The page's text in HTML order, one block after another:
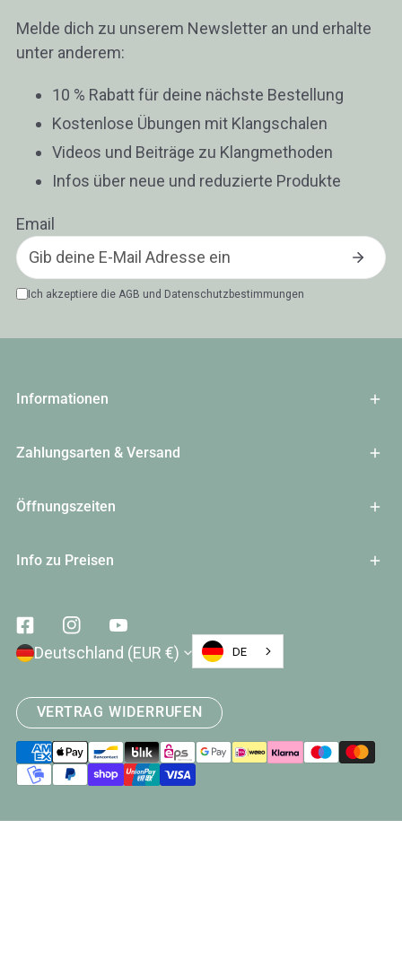
Melde dich zu unserem Newsletter an und erhalte
unter anderem:
10 % Rabatt für deine nächste Bestellung
Kostenlose Übungen mit Klangschalen
Videos und Beiträge zu Klangmethoden
Infos über neue und reduzierte Produkte
Email
Ich akzeptiere die AGB und Datenschutzbestimmungen
Informationen
Zahlungsarten & Versand
Öffnungszeiten
Info zu Preisen
FacebookInstagram
Land/Region
Deutschland (EUR €) DE
VERTRAG WIDERRUFEN
Zahlungsarten